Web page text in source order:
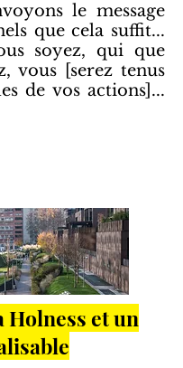
le message
que cela suffit...
soyez, qui que
vous [serez tenus
de vos actions]...
Holness et un